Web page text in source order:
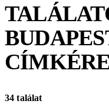
34 találat